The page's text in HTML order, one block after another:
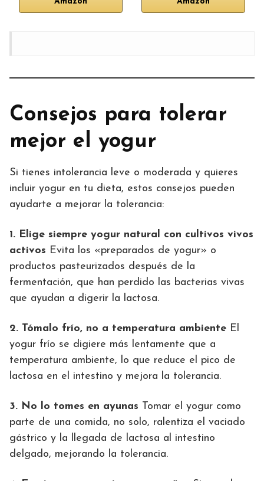
Consejos para tolerar
mejor el yogur
Si tienes intolerancia leve o moderada y quieres
incluir yogur en tu dieta, estos consejos pueden
ayudarte a mejorar la tolerancia:
1. Elige siempre yogur natural con cultivos vivos
activos Evita los «preparados de yogur» o
productos pasteurizados después de la
fermentación, que han perdido las bacterias vivas
que ayudan a digerir la lactosa.
2. Tómalo frío, no a temperatura ambiente El
yogur frío se digiere más lentamente que a
temperatura ambiente, lo que reduce el pico de
lactosa en el intestino y mejora la tolerancia.
3. No lo tomes en ayunas Tomar el yogur como
parte de una comida, no solo, ralentiza el vaciado
gástrico y la llegada de lactosa al intestino
delgado, mejorando la tolerancia.